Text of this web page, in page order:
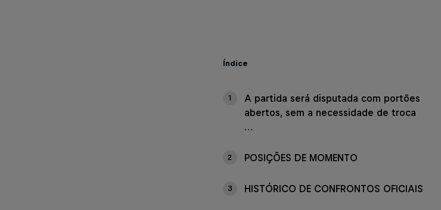
Índice
1
A partida será disputada com portões
abertos, sem a necessidade de troca
…
2 POSIÇÕES DE MOMENTO
3 HISTÓRICO DE CONFRONTOS OFICIAIS